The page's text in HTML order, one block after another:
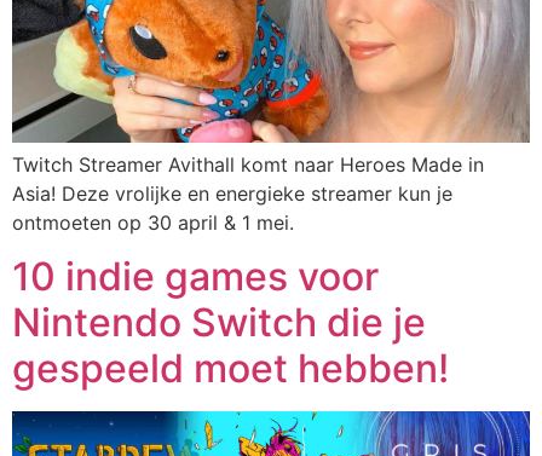
Twitch Streamer Avithall komt naar Heroes Made in
Asia! Deze vrolijke en energieke streamer kun je
ontmoeten op 30 april & 1 mei.
10 indie games voor
Nintendo Switch die je
gespeeld moet hebben!